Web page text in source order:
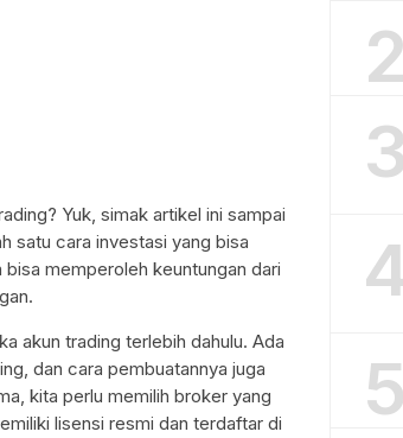
Yuk, simak artikel ini sampai
satu cara investasi yang bisa
memperoleh keuntungan dari
akun trading terlebih dahulu. Ada
dan cara pembuatannya juga
kita perlu memilih broker yang
lisensi resmi dan terdaftar di
2
3
5